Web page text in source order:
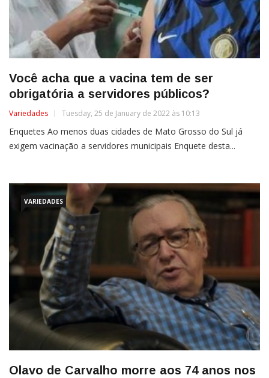
Você acha que a vacina tem de ser
obrigatória a servidores públicos?
Variedades Tuesday, 25 de January de 2022 às 10:13
Enquetes Ao menos duas cidades de Mato Grosso do Sul já
exigem vacinação a servidores municipais Enquete desta...
VARIEDADES
Olavo de Carvalho morre aos 74 anos nos